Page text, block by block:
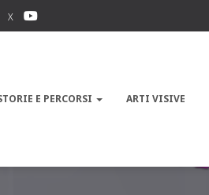
X
E PERCORSI ARTI VISIVE